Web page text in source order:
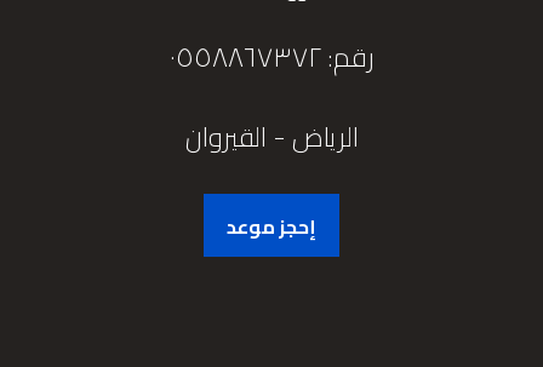
رقم: ٠٥٥٨٨٦٧٣٧٢
الرياض - القيروان
إحجز موعد